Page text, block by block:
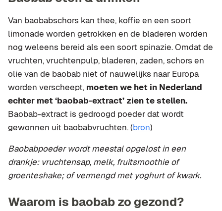
Van baobabschors kan thee, koffie en een soort
limonade worden getrokken en de bladeren worden
nog weleens bereid als een soort spinazie. Omdat de
vruchten, vruchtenpulp, bladeren, zaden, schors en
olie van de baobab niet of nauwelijks naar Europa
worden verscheept, moeten we het in Nederland
echter met ‘baobab-extract’ zien te stellen.
Baobab-extract is gedroogd poeder dat wordt
gewonnen uit baobabvruchten. (bron)
Baobabpoeder wordt meestal opgelost in een
drankje: vruchtensap, melk, fruitsmoothie of
groenteshake; of vermengd met yoghurt of kwark.
Waarom is baobab zo gezond?